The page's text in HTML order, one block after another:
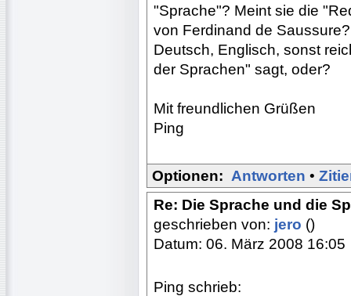
"Sprache"? Meint sie die
von Ferdinand de
Deutsch, Englisch, sonst
der Sprachen" sagt, oder?
Mit freundlichen Grüßen
Ping
Optionen: Antworten •
Re: Die Sprache und die
geschrieben von: jero ()
Datum: 06. März 2008 16:05
Ping schrieb: